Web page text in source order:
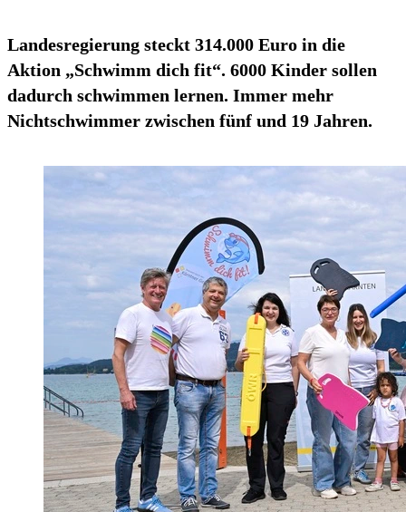
Landesregierung steckt 314.000 Euro in die
Aktion „Schwimm dich fit“. 6000 Kinder sollen
dadurch schwimmen lernen. Immer mehr
Nichtschwimmer zwischen fünf und 19 Jahren.